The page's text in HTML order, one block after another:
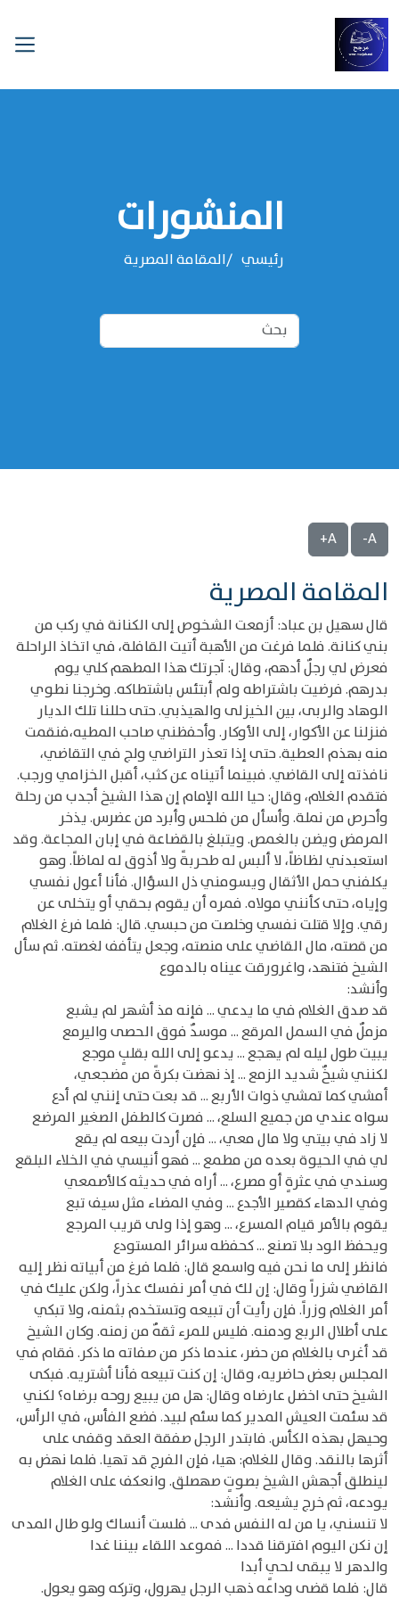
المنشورات
رئيسي المقامة المصرية
A-
A+
المقامة المصرية
قال سهيل بن عباد: أزمعت الشخوص إلى الكنانة في ركب من
بني كنانة. فلما فرغت من الأهبة أتيت القافلة، في اتخاذ الراحلة
فعرض لي رجلٌ أدهم، وقال: آجرتك هذا المطهم كلي يوم
بدرهم. فرضيت باشتراطه ولم أبتئس باشتطاكه. وخرجنا نطوي
الوهاد والربى، بين الخيزلى والهيذبي. حتى حللنا تلك الديار
فنزلنا عن الأكوار، إلى الأوكار. وأحفظني صاحب المطيه،فنقمت
منه بهذم العطية. حتى إذا تعذر التراضي ولج في التقاضي،
نافذته إلى القاضي. فبينما أتيناه عن كثب، أقبل الخزامي ورجب.
فتقدم الغلام، وقال: حيا الله الإمام إن هذا الشيخ أجدب من رحلة
وأحرص من نملة. وأسأل من فلحس وأبرد من عضرس. يذخر
المرمض ويضن بالغمص. ويتبلغ بالقضاعة في إبان المجاعة. وقد
استعبدني لظاظاً، لا ألبس له طحربةً ولا أذوق له لماظاً. وهو
يكلفني حمل الأثقال ويسومني ذل السؤال. فأنا أعول نفسي
وإياه، حتى كأنني مولاه. فمره أن يقوم بحقي أو يتخلى عن
رقي. وإلا قتلت نفسي وخلصت من حبسي. قال: فلما فرغ الغلام
من قصته، مال القاضي على منصته، وجعل يتأفف لغصته. ثم سأل
الشيخ فتنهد، واغرورقت عيناه بالدموع
وأنشد:
قد صدق الغلام في ما يدعي ... فإنه مذ أشهر لم يشبع
مزملٌ في السمل المرقع ... موسدٌ فوق الحصى واليرمع
يبيت طول ليله لم يهجع ... يدعو إلى الله بقلبٍ موجع
لكنني شيخٌ شديد الزمع ... إذ نهضت بكرةً من مضجعي،
أمشي كما تمشي ذوات الأربع ... قد بعت حتى إنني لم أدع
سواه عندي من جميع السلع، ... فصرت كالطفل الصغير المرضع
لا زاد في بيتي ولا مال معي، ... فإن أردت بيعه لم يقع
لي في الحيوة بعده من مطمع ... فهو أنيسي في الخلاء البلقع
وسندي في عثرةٍ أو مصرع، ... أراه في حديثه كالأصمعي
وفي الدهاء كقصير الأجدع ... وفي المضاء مثل سيف تبع
يقوم بالأمر قيام المسرع، ... وهو إذا ولى قريب المرجع
ويحفظ الود بلا تصنع ... كحفظه سرائر المستودع
فانظر إلى ما نحن فيه واسمع قال: فلما فرغ من أبياته نظر إليه
القاضي شزراً وقال: إن لك في أمر نفسك عذراً، ولكن عليك في
أمر الغلام وزراً. فإن رأيت أن تبيعه وتستخدم بثمنه، ولا تبكي
على أطلال الربع ودمنه. فليس للمرء ثقهٌ من زمنه. وكان الشيخ
قد أغرى بالغلام من حضر، عندما ذكر من صفاته ما ذكر. فقام في
المجلس بعض حاضريه، وقال: إن كنت تبيعه فأنا أشتريه. فبكى
الشيخ حتى اخضل عارضاه وقال: هل من يبيع روحه برضاه؟ لكني
قد سئمت العيش المدير كما سئم لبيد. فضع الفأس، في الرأس،
وحيهل بهذه الكأس. فابتدر الرجل صفقة العقد وقفى على
أثرها بالنقد. وقال للغلام: هيا، فإن الفرج قد تهيا. فلما نهض به
لينطلق أجهش الشيخ بصوتٍ صهصلق. وانعكف على الغلام
يودعه، ثم خرج يشيعه. وأنشد:
لا تنسني، يا من له النفس فدى ... فلست أنساك ولو طال المدى
إن نكن اليوم افترقنا قددا ... فموعد اللقاء بيننا غدا
والدهر لا يبقى لحيٍ أبدا
قال: فلما قضى وداعه ذهب الرجل يهرول، وتركه وهو يعول.